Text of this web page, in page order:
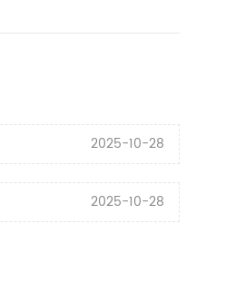
2025-10-28
2025-10-28